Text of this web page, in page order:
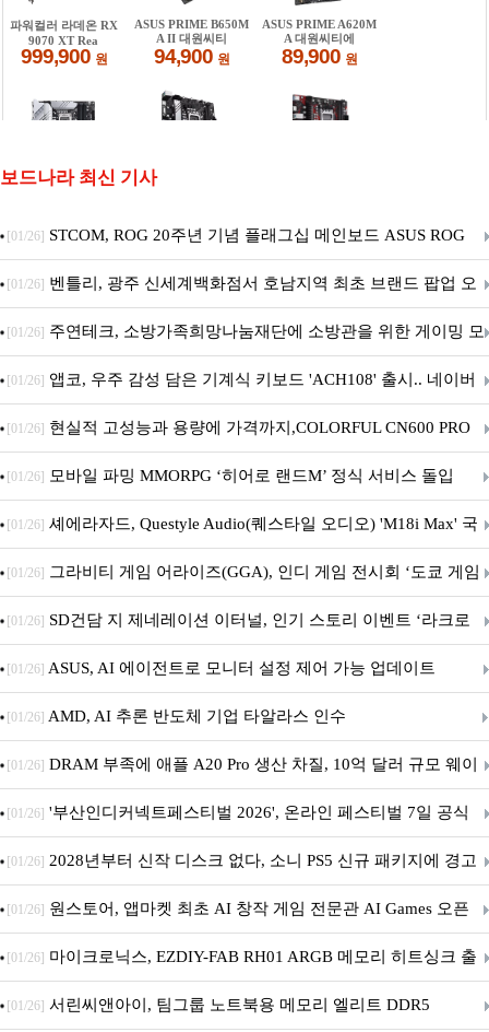
보드나라 최신 기사
[01/26] STCOM, ROG 20주년 기념 플래그십 메인보드 ASUS ROG
Crosshair X870E EDITION 20 국내 출시 예정
[01/26] 벤틀리, 광주 신세계백화점서 호남지역 최초 브랜드 팝업 오
픈
[01/26] 주연테크, 소방가족희망나눔재단에 소방관을 위한 게이밍 모
니터·스마트 펫 침대 기부
[01/26] 앱코, 우주 감성 담은 기계식 키보드 'ACH108' 출시.. 네이버
브랜드데이 기획전 진행
[01/26] 현실적 고성능과 용량에 가격까지,COLORFUL CN600 PRO
M.2 NVMe 디앤디컴 1TB
[01/26] 모바일 파밍 MMORPG ‘히어로 랜드M’ 정식 서비스 돌입
[01/26] 셰에라자드, Questyle Audio(퀘스타일 오디오) 'M18i Max' 국
내 정식 출시
[01/26] 그라비티 게임 어라이즈(GGA), 인디 게임 전시회 ‘도쿄 게임
던전 13’ 참가!
[01/26] SD건담 지 제네레이션 이터널, 인기 스토리 이벤트 ‘라크로
아의 용사’ 재개최 및 풍성한 기념 이벤트 실시!
[01/26] ASUS, AI 에이전트로 모니터 설정 제어 가능 업데이트
[01/26] AMD, AI 추론 반도체 기업 타알라스 인수
[01/26] DRAM 부족에 애플 A20 Pro 생산 차질, 10억 달러 규모 웨이
퍼 대기
[01/26] '부산인디커넥트페스티벌 2026', 온라인 페스티벌 7일 공식
개막... 22일간 진행
[01/26] 2028년부터 신작 디스크 없다, 소니 PS5 신규 패키지에 경고
문 추가
[01/26] 원스토어, 앱마켓 최초 AI 창작 게임 전문관 AI Games 오픈
[01/26] 마이크로닉스, EZDIY-FAB RH01 ARGB 메모리 히트싱크 출
시
[01/26] 서린씨앤아이, 팀그룹 노트북용 메모리 엘리트 DDR5